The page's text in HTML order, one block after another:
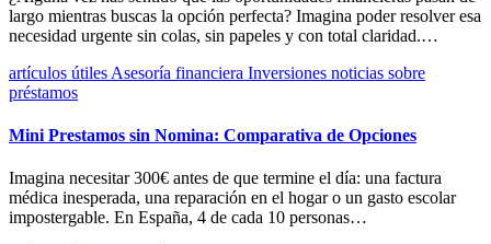
largo mientras buscas la opción perfecta? Imagina poder resolver esa
necesidad urgente sin colas, sin papeles y con total claridad.…
artículos útiles Asesoría financiera Inversiones noticias sobre
préstamos
Mini Prestamos sin Nomina: Comparativa de Opciones
Imagina necesitar 300€ antes de que termine el día: una factura
médica inesperada, una reparación en el hogar o un gasto escolar
impostergable. En España, 4 de cada 10 personas…